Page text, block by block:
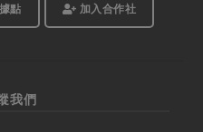
點 加入合作社
我們